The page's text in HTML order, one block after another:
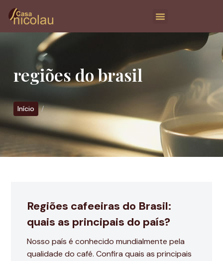
regiões do brasil
Início
Regiões cafeeiras do Brasil:
quais as principais do país?
Nosso país é conhecido mundialmente pela
qualidade do café. Confira quais as principais